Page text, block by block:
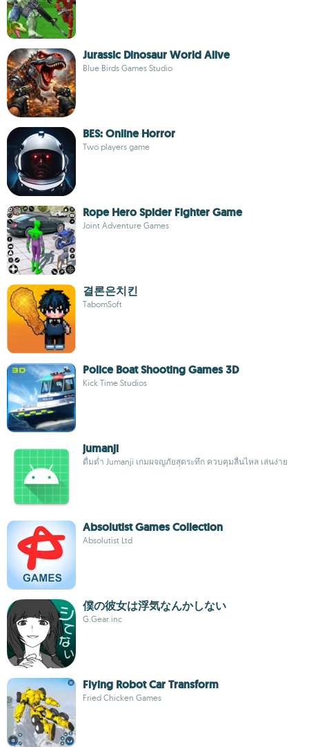
Jurassic Dinosaur World Alive
Blue Birds Games Studio
BES: Online Horror
Two players game
Rope Hero Spider Fighter Game
Joint Adventure Games
결론은치킨
TabomSoft
Police Boat Shooting Games 3D
Kick Time Studios
jumanji
ดื่มด่ำ Jumanji เกมผจญภัยสุดระทึก ควบคุมลื่นไหล เล่นง่าย
Absolutist Games Collection
Absolutist Ltd
僕の彼女は浮気なんかしない
G.Gear.inc
Flying Robot Car Transform
Fried Chicken Games